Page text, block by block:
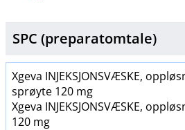
SPC (preparatomtale)
Xgeva INJEKSJONSVÆSKE,
sprøyte 120 mg
Xgeva INJEKSJONSVÆSKE,
120 mg